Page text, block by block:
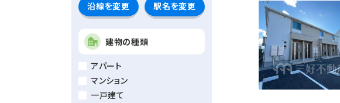
沿線を変更 駅名を変更
建物の種類
アパート
マンション
一戸建て